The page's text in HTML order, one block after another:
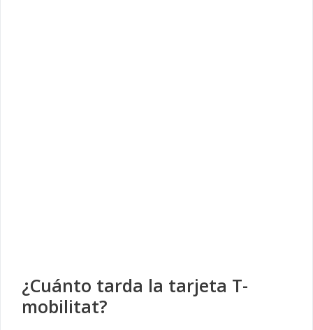
¿Cuánto tarda la tarjeta T-
mobilitat?